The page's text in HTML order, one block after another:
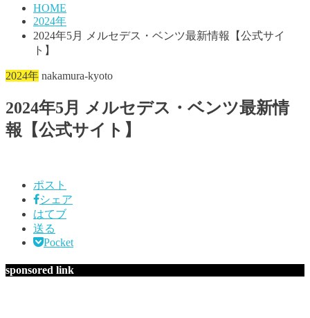
HOME
2024年
2024年5月 メルセデス・ベンツ最新情報【公式サイ
ト】
2024年 nakamura-kyoto
2024年5月 メルセデス・ベンツ最新情
報【公式サイト】
ポスト
シェア
はてブ
送る
Pocket
sponsored link